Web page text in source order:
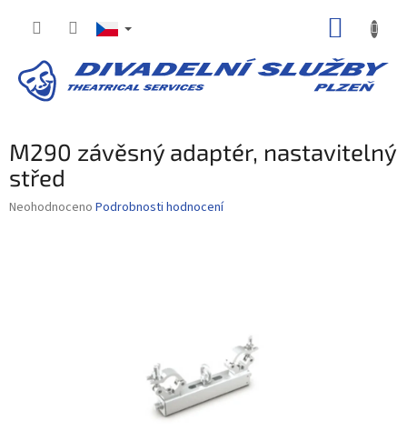
M290 závěsný adaptér, nastavitelný
střed
Průměrné
Neohodnoceno Podrobnosti hodnocení